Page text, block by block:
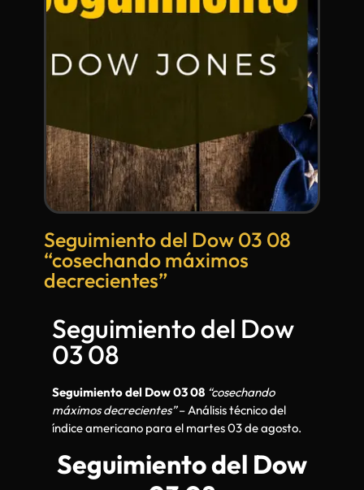
Seguimiento del Dow 03 08
“cosechando máximos
decrecientes”
Seguimiento del Dow
03 08
Seguimiento del Dow 03 08 “cosechando
máximos decrecientes”– Análisis técnico del
índice americano para el martes 03 de agosto.
Seguimiento del Dow